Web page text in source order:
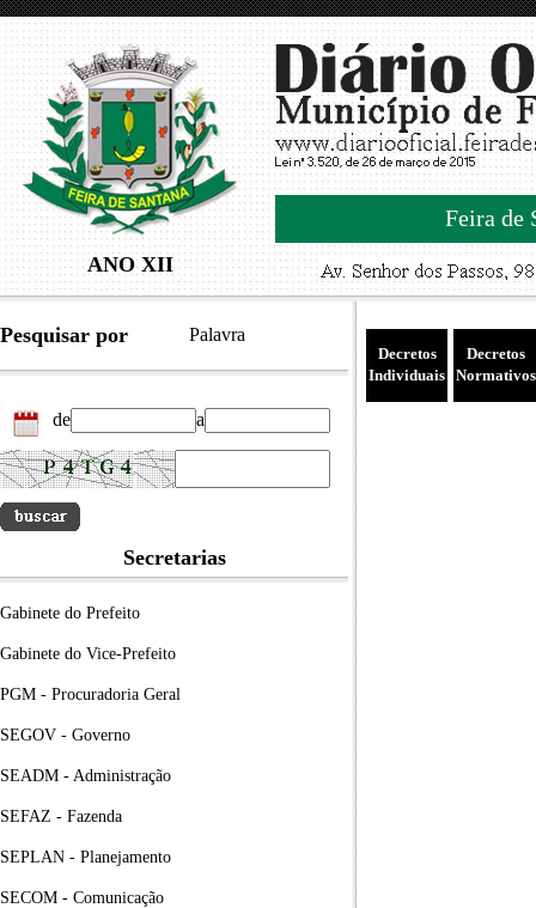
ANO XII
Feira de
Pesquisar por Palavra
de a
Secretarias
Gabinete do Prefeito
Gabinete do Vice-Prefeito
PGM - Procuradoria Geral
SEGOV - Governo
SEADM - Administração
SEFAZ - Fazenda
SEPLAN - Planejamento
SECOM - Comunicação
Decretos
Individuais
Decretos
Normativos